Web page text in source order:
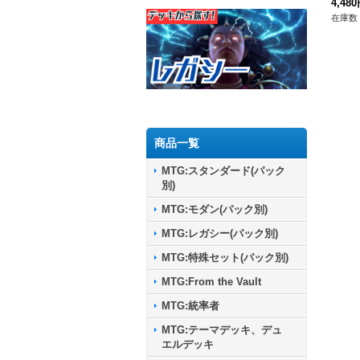
商品一覧
MTG:スタンダード(パック
別)
MTG:モダン(パック別)
MTG:レガシー(パック別)
MTG:特殊セット(パック別)
MTG:From the Vault
MTG:統率者
MTG:テーマデッキ、デュ
エルデッキ
4,480
在庫数